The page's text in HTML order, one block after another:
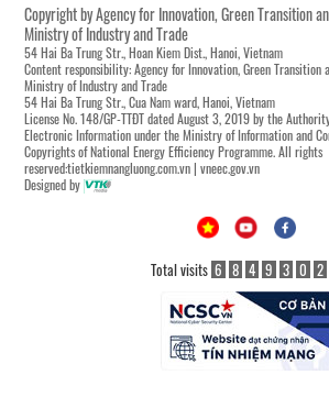
Copyright by Agency for Innovation, Green Transition
Ministry of Industry and Trade
54 Hai Ba Trung Str., Hoan Kiem Dist., Hanoi, Vietnam
Content responsibility: Agency for Innovation, Green Transition
Ministry of Industry and Trade
54 Hai Ba Trung Str., Cua Nam ward, Hanoi, Vietnam
License No. 148/GP-TTĐT dated August 3, 2019 by the
Electronic Information under the Ministry of Information and
Copyrights of National Energy Efficiency Programme. All rights
reserved:tietkiemnangluong.com.vn | vneec.gov.vn
Designed by
Total visits 6 8 4 9 3 0 2